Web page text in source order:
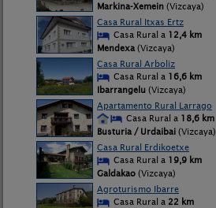
Markina-Xemein (Vizcaya)
Casa Rural Itxas Ertz
Casa Rural a 12,4 km
Mendexa (Vizcaya)
Casa Rural Arboliz
Casa Rural a 16,6 km
Ibarrangelu (Vizcaya)
Apartamento Rural Larrago
Casa Rural a 18,6 km
Busturia / Urdaibai (Vizcaya)
Casa Rural Erdikoetxe
Casa Rural a 19,9 km
Galdakao (Vizcaya)
Agroturismo Ibarre
Casa Rural a 22 km